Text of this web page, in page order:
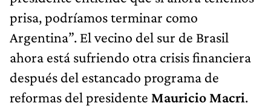
prisa, podríamos terminar como
Argentina”. El vecino del sur de Brasil
ahora está sufriendo otra crisis financiera
después del estancado programa de
reformas del presidente Mauricio Macri.